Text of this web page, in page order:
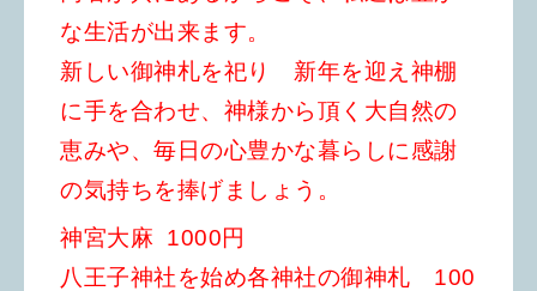
な生活が出来ます。
新しい御神札を祀り 新年を迎え神棚
に手を合わせ、 神様から頂く大自然の
恵みや、毎日の心豊かな暮らしに感謝
の気持ちを捧げましょう。
神宮大麻 1000円
八王子神社を始め各神社の御神札 100